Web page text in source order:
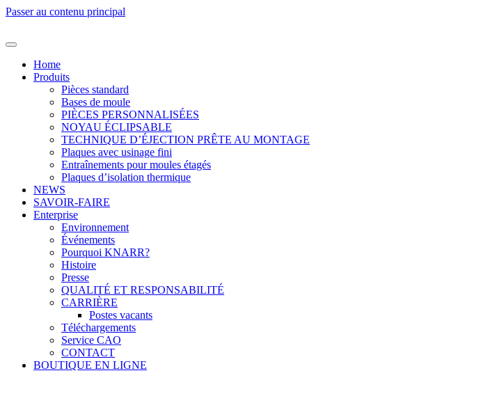
Passer au contenu principal
Home
Produits
Pièces standard
Bases de moule
PIÈCES PERSONNALISÉES
NOYAU ÉCLIPSABLE
TECHNIQUE D’ÉJECTION PRÊTE AU MONTAGE
Plaques avec usinage fini
Entraînements pour moules étagés
Plaques d’isolation thermique
NEWS
SAVOIR-FAIRE
Enterprise
Environnement
Événements
Pourquoi KNARR?
Histoire
Presse
QUALITÉ ET RESPONSABILITÉ
CARRIÈRE
Postes vacants
Téléchargements
Service CAO
CONTACT
BOUTIQUE EN LIGNE